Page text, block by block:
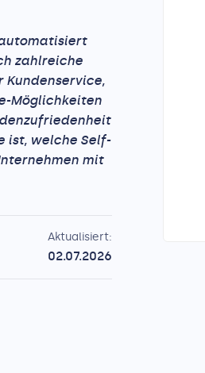
zahlreiche
Kundenservice,
Möglichkeiten
ist, welche Self-
mit
Aktualisiert:
02.07.2026